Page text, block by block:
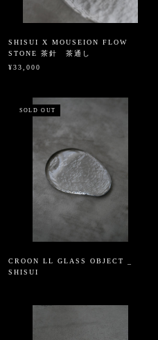
SHISUI X MOUSEION FLOW
STONE 茶針 茶通し
¥33,000
SOLD OUT
CROON LL GLASS OBJECT _
SHISUI